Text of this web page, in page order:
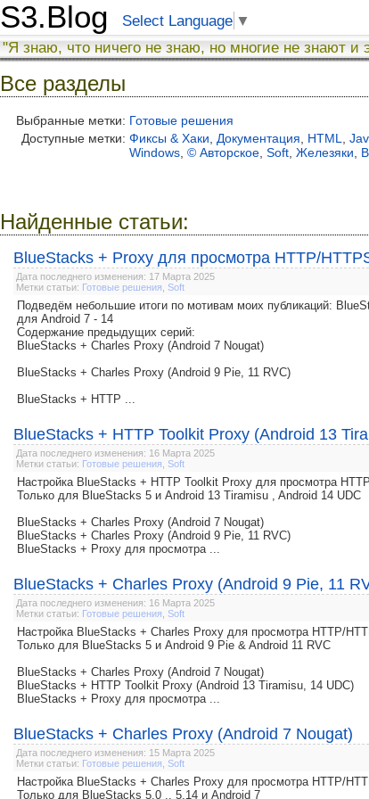
S3.Blog Select Language ▼
"Я знаю, что ничего не знаю, но многие не знают и
Все разделы
Выбранные метки: Готовые решения
Доступные метки: Фиксы & Хаки Документация HTML
Windows © Авторское Soft Железяки
Найденные статьи:
BlueStacks + Proxy для просмотра HTTP/
Дата последнего изменения: 17 Марта 2025
Метки статьи: Готовые решения Soft
Подведём небольшие итоги по мотивам моих публикаций:
для Android 7 - 14
Содержание предыдущих серий:
BlueStacks + Charles Proxy (Android 7 Nougat)
BlueStacks + Charles Proxy (Android 9 Pie, 11 RVC)
BlueStacks + HTTP ...
BlueStacks + HTTP Toolkit Proxy (Android 13
Дата последнего изменения: 16 Марта 2025
Метки статьи: Готовые решения Soft
Настройка BlueStacks + HTTP Toolkit Proxy для просмотра
Только для BlueStacks 5 и Android 13 Tiramisu , Android 14 UDC
BlueStacks + Charles Proxy (Android 7 Nougat)
BlueStacks + Charles Proxy (Android 9 Pie, 11 RVC)
BlueStacks + Proxy для просмотра ...
BlueStacks + Charles Proxy (Android 9 Pie, 11
Дата последнего изменения: 16 Марта 2025
Метки статьи: Готовые решения Soft
Настройка BlueStacks + Charles Proxy для просмотра HTTP/
Только для BlueStacks 5 и Android 9 Pie & Android 11 RVC
BlueStacks + Charles Proxy (Android 7 Nougat)
BlueStacks + HTTP Toolkit Proxy (Android 13 Tiramisu, 14 UDC)
BlueStacks + Proxy для просмотра ...
BlueStacks + Charles Proxy (Android 7 Nougat)
Дата последнего изменения: 15 Марта 2025
Метки статьи: Готовые решения Soft
Настройка BlueStacks + Charles Proxy для просмотра HTTP/
Только для BlueStacks 5.0 .. 5.14 и Android 7